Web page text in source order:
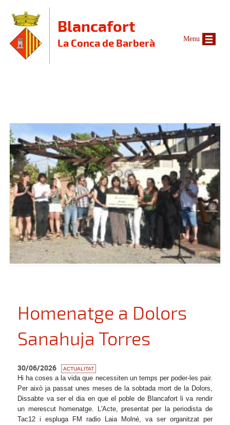
Blancafort
La Conca de Barberà
Homenatge a Dolors
Sanahuja Torres
30/06/2026 ACTUALITAT
Hi ha coses a la vida que necessiten un temps per poder-les pair.
Per això ja passat unes meses de la sobtada mort de la Dolors,
Dissabte va ser el dia en que el poble de Blancafort li va rendir
un merescut homenatge. L'Acte, presentat per la periodista de
Tac12 i espluga FM radio Laia Molné, va ser organitzat per
Menu